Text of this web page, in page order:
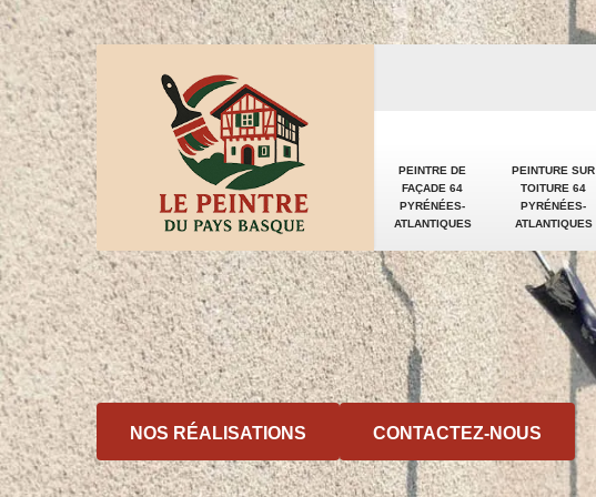
PEINTRE DE
FAÇADE 64
PYRÉNÉES-
ATLANTIQUES
PEINTURE SUR
TOITURE 64
PYRÉNÉES-
ATLANTIQUES
NOS RÉALISATIONS CONTACTEZ-NOUS